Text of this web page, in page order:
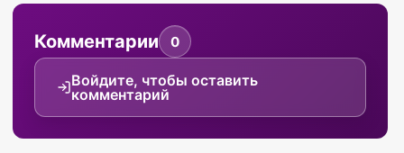
Комментарии 0
Войдите, чтобы оставить
комментарий